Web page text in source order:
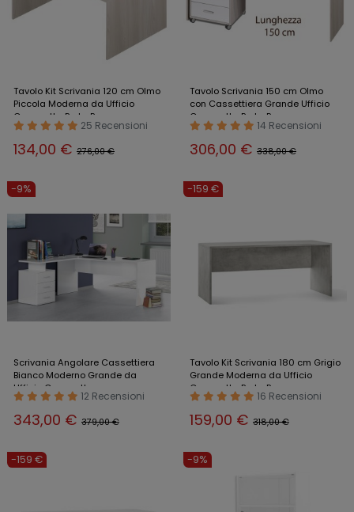
Tavolo Kit Scrivania 120 cm Olmo
Piccola Moderna da Ufficio
Cameretta Porta Pc
25 Recensioni
134,00 € 276,00 €
Tavolo Scrivania 150 cm Olmo
con Cassettiera Grande Ufficio
Cameretta Porta Pc
14 Recensioni
306,00 € 338,00 €
-9%
Scrivania Angolare Cassettiera
Bianco Moderno Grande da
Ufficio Cameretta
12 Recensioni
343,00 € 379,00 €
-159 €
Tavolo Kit Scrivania 180 cm Grigio
Grande Moderna da Ufficio
Cameretta Porta Pc
16 Recensioni
159,00 € 318,00 €
-159 € -9%